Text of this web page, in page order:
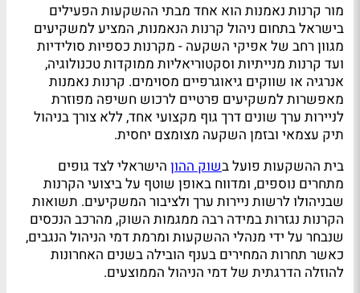
מור קרנות נאמנות הוא אחד מבתי ההשקעות הפעילים
בישראל בתחום ניהול קרנות הנאמנות, המציע למשקיעים
מגוון רחב של אפיקי השקעה - מקרנות כספיות סולידיות
ועד קרנות מנייתיות וסקטוריאליות ממוקדות טכנולוגיה,
אנרגיה או שווקים גיאוגרפיים מסוימים. קרנות נאמנות
מאפשרות למשקיעים פרטיים לרכוש חשיפה מפוזרת
לניירות ערך שונים דרך גוף מקצועי אחד, ללא צורך בניהול
תיק עצמאי ובזמן השקעה מצומצם יחסית.
בית ההשקעות פועל בשוק ההון הישראלי לצד גופים
מתחרים נוספים, ומדווח באופן שוטף על ביצועי הקרנות
שבניהולו לרשות ניירות ערך ולציבור המשקיעים. תשואות
הקרנות נגזרות במידה רבה ממגמות השוק, מהרכב הנכסים
שנבחר על ידי מנהלי ההשקעות ומרמת דמי הניהול הנגבים,
כאשר תחרות המחירים בענף הובילה בשנים האחרונות
להוזלה הדרגתית של דמי הניהול הממוצעים.